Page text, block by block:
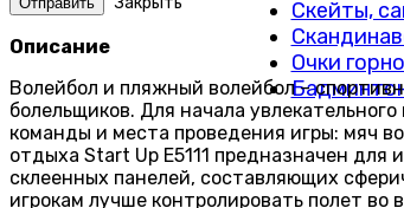
Скейты,
Очки
Описание
Волейбол и пляжный волейбол –
болельщиков. Для начала
команды и места проведения игры: мяч
отдыха Start Up E5111 предназначен
склеенных панелей, составляющих
игрокам лучше контролировать полет